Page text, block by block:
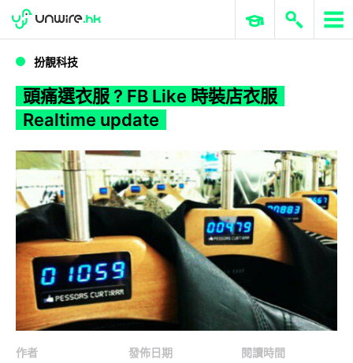
WWDC 2026 ERP 與商業 AI
扮靚科技
頭痛選衣服 ? FB Like 時裝店衣服
Realtime update
作者
發佈日期
閱讀時間